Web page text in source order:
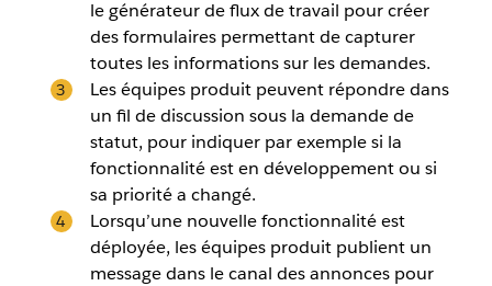
le générateur de flux de travail pour créer
des formulaires permettant de capturer
toutes les informations sur les demandes.
Les équipes produit peuvent répondre dans
un fil de discussion sous la demande de
statut, pour indiquer par exemple si la
fonctionnalité est en développement ou si
sa priorité a changé.
Lorsqu’une nouvelle fonctionnalité est
déployée, les équipes produit publient un
message dans le canal des annonces pour